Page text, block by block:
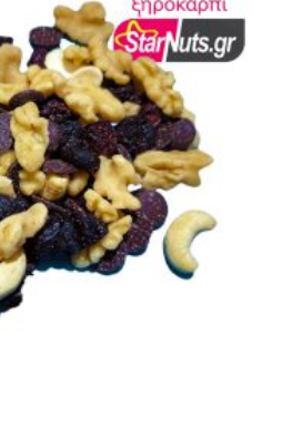
στη Λίστα
Επιθυμιών